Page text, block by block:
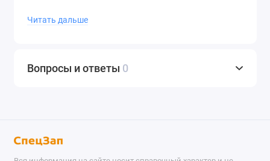
регионы в течение 12 часов.
(343) 302-08-98
Читать дальше
Вопросы и ответы 0